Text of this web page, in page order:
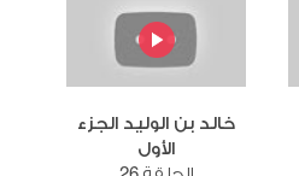
خالد بن الوليد الجزء
الأول